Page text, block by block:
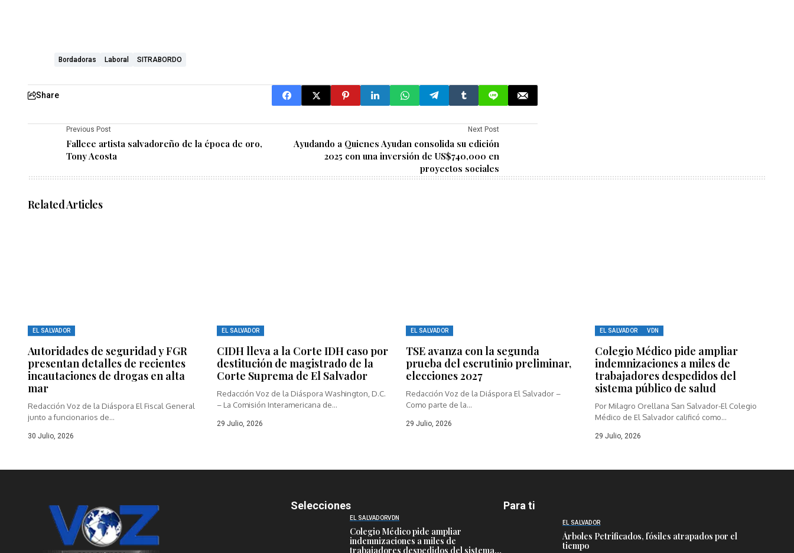
Bordadoras Laboral SITRABORDO
Share
Previous Post
Fallece artista salvadoreño de la época de oro,
Tony Acosta
Next Post
Ayudando a Quienes Ayudan consolida su edición
2025 con una inversión de US$740,000 en
proyectos sociales
Related Articles
EL SALVADOR
Autoridades de seguridad y FGR
presentan detalles de recientes
incautaciones de drogas en alta
mar
Redacción Voz de la Diáspora El Fiscal General
junto a funcionarios de...
30 Julio, 2026
EL SALVADOR
CIDH lleva a la Corte IDH caso por
destitución de magistrado de la
Corte Suprema de El Salvador
Redacción Voz de la Diáspora Washington, D.C.
– La Comisión Interamericana de...
29 Julio, 2026
EL SALVADOR
TSE avanza con la segunda
prueba del escrutinio preliminar,
elecciones 2027
Redacción Voz de la Diáspora El Salvador –
Como parte de la...
29 Julio, 2026
EL SALVADOR VDN
Colegio Médico pide ampliar
indemnizaciones a miles de
trabajadores despedidos del
sistema público de salud
Por Milagro Orellana San Salvador-El Colegio
Médico de El Salvador calificó como...
29 Julio, 2026
Selecciones
EL SALVADORVDN
Colegio Médico pide ampliar
indemnizaciones a miles de
trabajadores despedidos del sistema
Para ti
EL SALVADOR
Árboles Petrificados, fósiles atrapados por el
tiempo